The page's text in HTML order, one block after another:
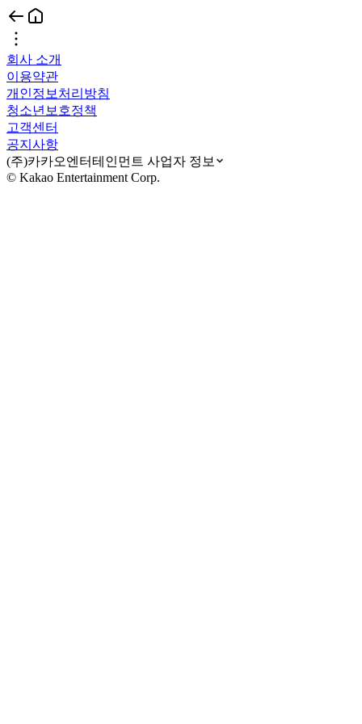
회사 소개
이용약관
개인정보처리방침
청소년보호정책
고객센터
공지사항
(주)카카오엔터테인먼트 사업자 정보
© Kakao Entertainment Corp.